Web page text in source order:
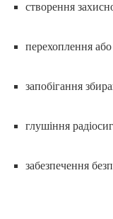
створення
перехоплення
запобігання
глушіння
забезпечення